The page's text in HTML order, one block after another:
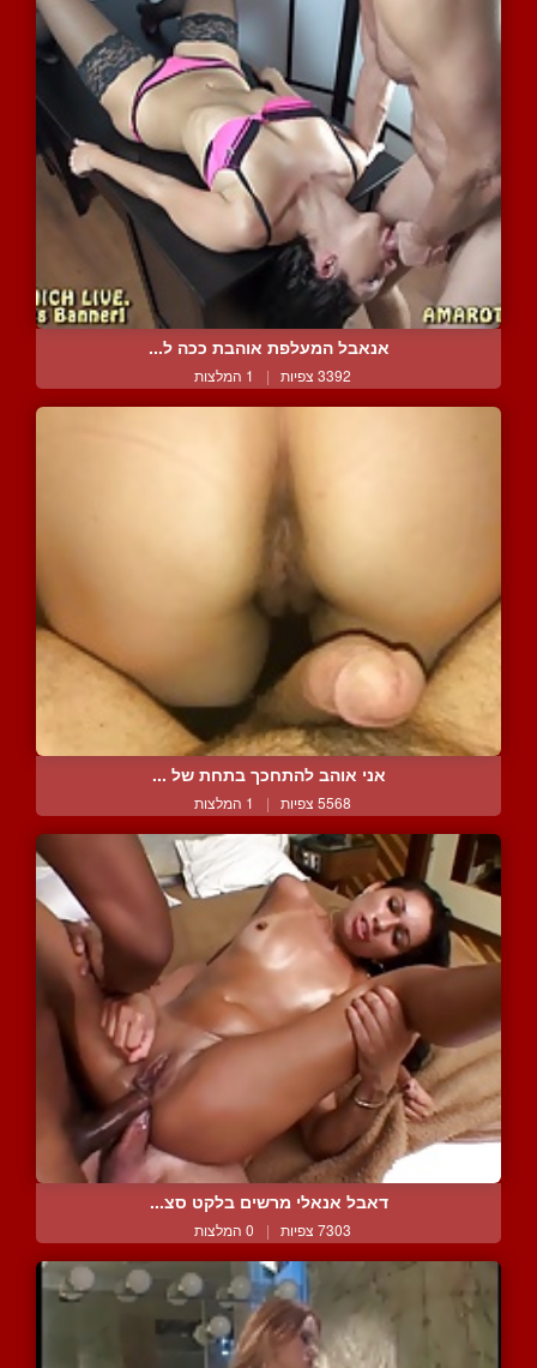
אנאבל המעלפת אוהבת ככה ל...
3392 צפיות | 1 המלצות
אני אוהב להתחכך בתחת של ...
5568 צפיות | 1 המלצות
דאבל אנאלי מרשים בלקט סצ...
7303 צפיות | 0 המלצות